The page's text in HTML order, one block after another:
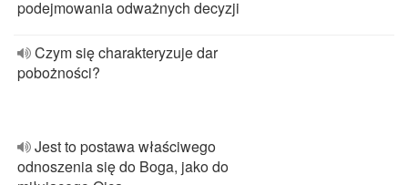
podejmowania odważnych decyzji
Czym się charakteryzuje dar
pobożności?
Jest to postawa właściwego
odnoszenia się do Boga, jako do